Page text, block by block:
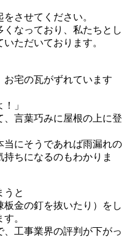
させてください。
なっており、私たちとし
ただいております。
お宅の瓦がずれています
」
、言葉巧みに屋根の上に登
当にそうであれば雨漏れの
ちになるのもわかりま
うと
金の釘を抜いたり）をし
。
工事業界の評判が下がっ